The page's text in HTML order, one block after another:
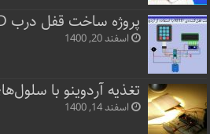
پروژه ساخت قفل‌ درب RFID با آردوینو
اسفند 20, 1400
تغذیه آردوینو با
اسفند 14, 1400